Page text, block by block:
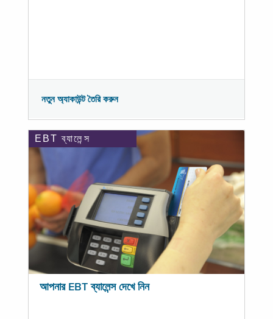
নতুন অ্যাকাউন্ট তৈরি করুন
EBT ব্যালেন্স
আপনার EBT ব্যালেন্স দেখে নিন